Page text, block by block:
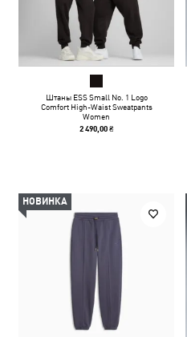
Штаны ESS Small No. 1 Logo
Comfort High-Waist Sweatpants
Women
2 490,00 ₴
НОВИНКА